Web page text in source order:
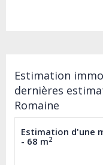
Estimation
dernières
Romaine
Estimation d'une
- 68 m2